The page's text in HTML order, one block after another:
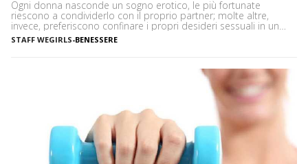
Ogni donna nasconde un sogno erotico, le più fortunate
riescono a condividerlo con il proprio partner; molte altre,
invece, preferiscono confinare i propri desideri sessuali in un
angolino della mente, talvolta per imbarazzo o per il timore di
essere giudicate negativamente. La verità è che avere fantasie è
STAFF WEGIRLS-BENESSERE